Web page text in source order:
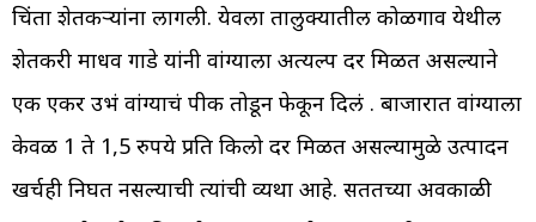
चिंता शेतकऱ्यांना लागली. येवला तालुक्यातील कोळगाव येथील
शेतकरी माधव गाडे यांनी वांग्याला अत्यल्प दर मिळत असल्याने
एक एकर उभं वांग्याचं पीक तोडून फेकून दिलं . बाजारात वांग्याला
केवळ 1 ते 1,5 रुपये प्रति किलो दर मिळत असल्यामुळे उत्पादन
खर्चही निघत नसल्याची त्यांची व्यथा आहे. सततच्या अवकाळी